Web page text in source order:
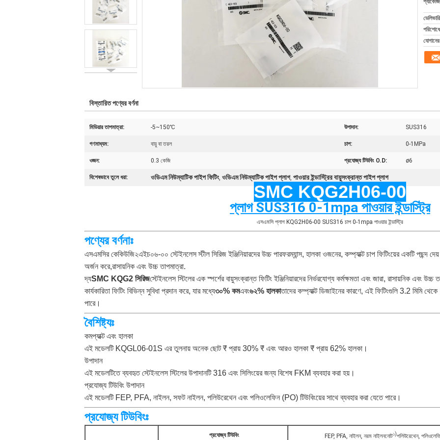
বিস্তারিত পণ্যের বর্ণনা
মিডিয়ার তাপমাত্রা: -5~150℃ উপাদান: SUS316
গণমাধ্যম: বায়ু বা তরল চাপ: 0-1MPa
ওজন: 0.3 কেজি প্রযোজ্য টিউবিং O.D: ø6
বিশেষভাবে তুলে ধরা: ওডিএম নিউম্যাটিক পাইপ ফিটিং, ওডিএম নিউম্যাটিক পাইপ প্লাগ, পাওয়ার ইন্ডাস্ট্রির বায়ুসংক্রান্ত পাইপ প্লাগ
SMC KQG2H06-00
প্লাগ SUS316 0-1mpa পাওয়ার ইন্ডাস্ট্রি
এসএমসি প্লাগ KQG2H06-00 SUS316 চাপ 0-1mpa পাওয়ার ইন্ডাস্ট্রি
পণ্যের বর্ণনাঃ
এসএমসির কেকিউজি২এইচ০৬-০০ স্টেইনলেস স্টীল সিরিজ ইঞ্জিনিয়ারদের উচ্চ পারফরম্যান্স, হালকা ওজনের, কম্প্যাক্ট চাপ ফিটিংয়ের একটি পছন্দ
অর্জন করে,রাসায়নিক এবং উচ্চ তাপমাত্রা.
দ্যSMC KQG2 সিরিজস্টেইনলেস স্টিলের এক স্পর্শের বায়ুসংক্রান্ত ফিটিং ইঞ্জিনিয়ারদের নির্ভরযোগ্য কর্মক্ষমতা এবং জারা, রাসায়নিক এবং
কার্যকারিতা ফিটিং বিভিন্ন সুবিধা প্রদান করে, যার মধ্যে৩০% কমএবং৬২% হালকাতাদের কম্প্যাক্ট ডিজাইনের কারণে, এই ফিটিংগুলি 3.2 মিমি
পারে।
বৈশিষ্ট্যঃ
কমপ্যাক্ট এবং হালকা
এই মডেলটি KQGL06-01S এর তুলনায় অনেক ছোট ₹ প্রায় 30% ₹ এবং আরও হালকা ₹ প্রায় 62% হালকা।
উপাদান
এই মডেলটিতে ব্যবহৃত স্টেইনলেস স্টিলের উপাদানটি 316 এবং সিলিংয়ের জন্য বিশেষ FKM ব্যবহার করা হয়।
প্রযোজ্য টিউবিং উপাদান
এই মডেলটি FEP, PFA, নাইলন, সফট নাইলন, পলিউরেথেন এবং পলিওলেফিন (PO) টিউবিংয়ের সাথে ব্যবহার করা যেতে পারে।
প্রযোজ্য টিউবিংঃ
প্রযোজ্য টিউবিং FEP, PFA, নাইলন, নরম নাইলননোট১)পলিউরেথেন,